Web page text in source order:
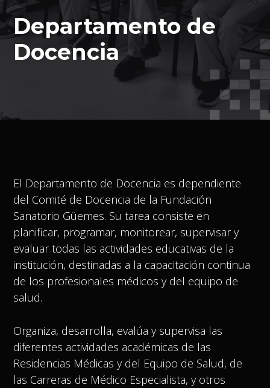
Departamento de
Docencia
El Departamento de Docencia es dependiente
del Comité de Docencia de la Fundación
Sanatorio Güemes. Su tarea consiste en
planificar, programar, monitorear, supervisar y
evaluar todas las actividades educativas de la
institución, destinadas a la capacitación continua
de los profesionales médicos y del equipo de
salud.
Organiza, desarrolla, evalúa y supervisa las
diferentes actividades académicas de las
Residencias Médicas y del Equipo de Salud, de
las Carreras de Médico Especialista, y otros